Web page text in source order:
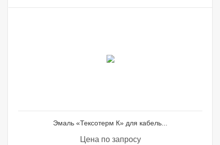
Эмаль «Тексотерм К» для кабель...
Цена по запросу